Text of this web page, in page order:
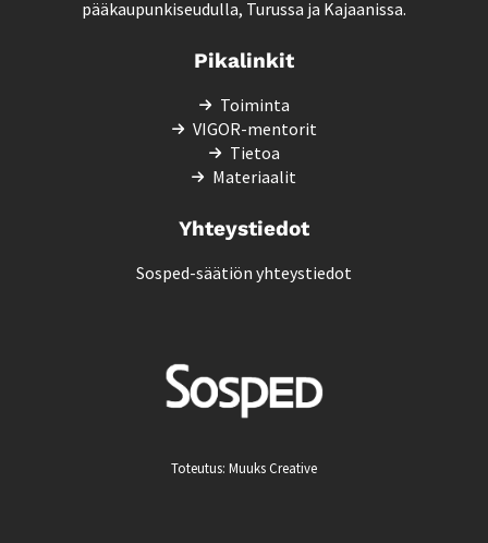
pääkaupunkiseudulla, Turussa ja Kajaanissa.
Pikalinkit
Toiminta
VIGOR-mentorit
Tietoa
Materiaalit
Yhteystiedot
Sosped-säätiön yhteystiedot
Toteutus: Muuks Creative